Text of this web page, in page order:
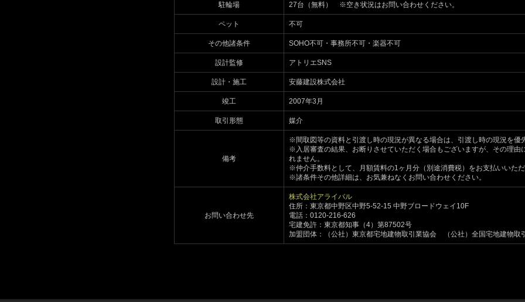
駐輪場 27台（無料） ※空き状況はお問い合わせください。
ペット 不可
その他諸条件 SOHO不可・事務所不可・楽器不可
設計監修 アトリエSNS
設計・施工 安藤建設株式会社
竣工 2007年3月
取引形態 媒介
備考
※間取図等の資料と引渡し時の現況が異なる場合は、引渡し時の現況を優
※入居審査の結果、お断りさせていただく場合もございますが、その理由
れません。
※仲介手数料として、月額賃料の1ヶ月分（別途消費税）をお支払いいただ
※諸条件その他詳細は、お気兼ねなくお問い合わせください。
お問い合わせ先
株式会社アライバル
住所： 東京都中野区中野5-52-15 中野ブロードウェイ10F
電話： 0120-216-626
宅建免許： 東京都知事（4）第87502号
加盟団体：
（公社）東京都宅地建物取引業協会 （公社）全国宅地建物取